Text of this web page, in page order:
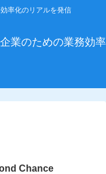
率化のリアルを発信
業のための業務効率
Chance